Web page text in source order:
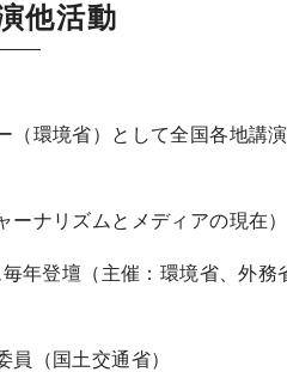
他活動
（環境省）として全国各地講
ナリズムとメディアの現在）
年登壇（主催：環境省、外務
（国土交通省）